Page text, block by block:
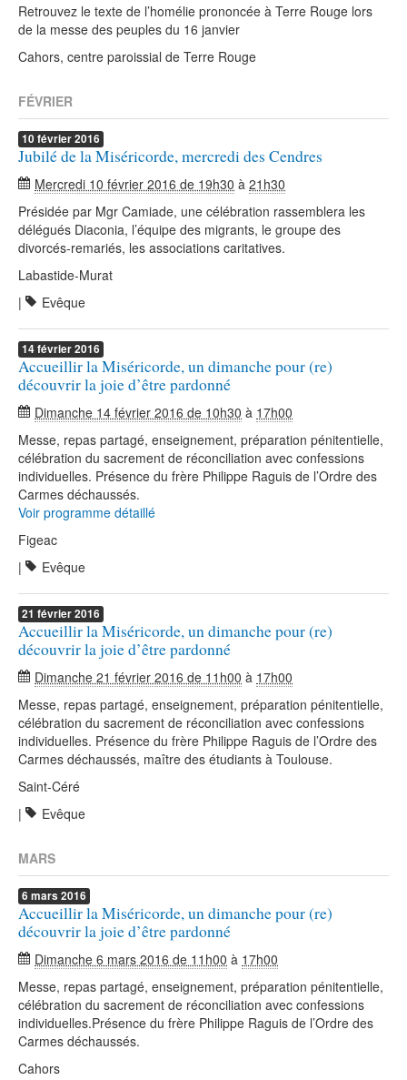
Retrouvez le texte de l’homélie prononcée à Terre Rouge lors
de la messe des peuples du 16 janvier
Cahors, centre paroissial de Terre Rouge
FÉVRIER
10 février2016
Jubilé de la Miséricorde, mercredi des Cendres
Mercredi 10 février 2016 de 19h30 à 21h30
Présidée par Mgr Camiade, une célébration rassemblera les
délégués Diaconia, l’équipe des migrants, le groupe des
divorcés-remariés, les associations caritatives.
Labastide-Murat
|
Evêque
14février2016
Accueillir la Miséricorde, un dimanche pour (re)
découvrir la joie d’être pardonné
Dimanche 14 février 2016 de 10h30 à 17h00
Messe, repas partagé, enseignement, préparation pénitentielle,
célébration du sacrement de réconciliation avec confessions
individuelles. Présence du frère Philippe Raguis de l’Ordre des
Carmes déchaussés.
Voir programme détaillé
Figeac
|
Evêque
21 février2016
Accueillir la Miséricorde, un dimanche pour (re)
découvrir la joie d’être pardonné
Dimanche 21 février 2016 de 11h00 à 17h00
Messe, repas partagé, enseignement, préparation pénitentielle,
célébration du sacrement de réconciliation avec confessions
individuelles. Présence du frère Philippe Raguis de l’Ordre des
Carmes déchaussés, maître des étudiants à Toulouse.
Saint-Céré
|
Evêque
MARS
6 mars 2016
Accueillir la Miséricorde, un dimanche pour (re)
découvrir la joie d’être pardonné
Dimanche 6 mars 2016 de 11h00 à 17h00
Messe, repas partagé, enseignement, préparation pénitentielle,
célébration du sacrement de réconciliation avec confessions
individuelles.Présence du frère Philippe Raguis de l’Ordre des
Carmes déchaussés.
Cahors